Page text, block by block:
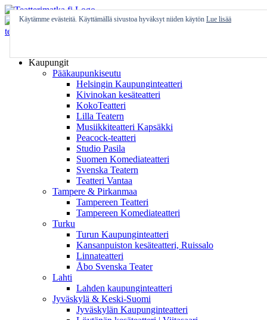
Skip
to
content
Kaupungit
Pääkaupunkiseutu
Helsingin Kaupunginteatteri
Kivinokan kesäteatteri
KokoTeatteri
Lilla Teatern
Musiikkiteatteri Kapsäkki
Peacock-teatteri
Studio Pasila
Suomen Komediateatteri
Svenska Teatern
Teatteri Vantaa
Tampere & Pirkanmaa
Tampereen Teatteri
Tampereen Komediateatteri
Turku
Turun Kaupunginteatteri
Kansanpuiston kesäteatteri, Ruissalo
Linnateatteri
Åbo Svenska Teater
Lahti
Lahden kaupunginteatteri
Jyväskylä & Keski-Suomi
Jyväskylän Kaupunginteatteri
Käytämme evästeitä. Käyttämällä sivustoa hyväksyt niiden käytön Lue lisää